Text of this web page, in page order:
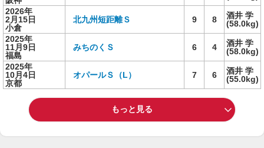
2026年
2月15日
小倉
北九州短距離Ｓ 9 8
酒井 学
(58.0kg)
2025年
11月9日
福島
みちのくＳ 6 4
酒井 学
(58.0kg)
2025年
10月4日
京都
オパールＳ（L） 7 6
酒井 学
(55.0kg)
もっと見る